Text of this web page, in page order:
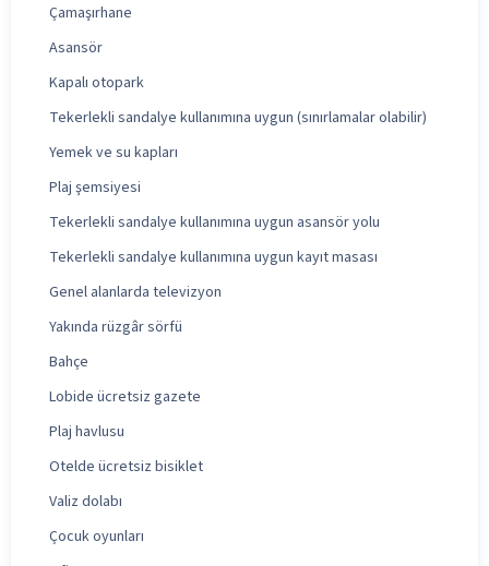
Çamaşırhane
Asansör
Kapalı otopark
Tekerlekli sandalye kullanımına uygun (sınırlamalar olabilir)
Yemek ve su kapları
Plaj şemsiyesi
Tekerlekli sandalye kullanımına uygun asansör yolu
Tekerlekli sandalye kullanımına uygun kayıt masası
Genel alanlarda televizyon
Yakında rüzgâr sörfü
Bahçe
Lobide ücretsiz gazete
Plaj havlusu
Otelde ücretsiz bisiklet
Valiz dolabı
Çocuk oyunları